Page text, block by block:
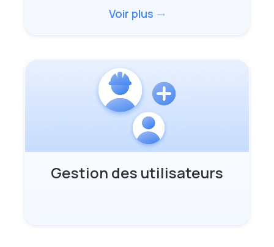
Voir plus trending_flat
Gestion des utilisateurs